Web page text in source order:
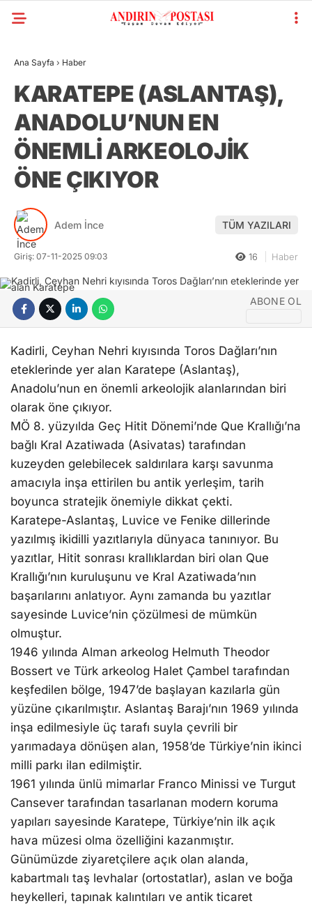
Facebook
Instagram
KAHRAMANMARAŞ
GÜNDEM
GENEL
EKONOMI
YAYINLAR
SPOR
RESMI İLANLAR
HABER ARŞIVI
Ana Sayfa › Haber
KARATEPE (ASLANTAŞ),
ANADOLU’NUN EN
ÖNEMLİ ARKEOLOJİK
ÖNE ÇIKIYOR
Adem İnce TÜM YAZILARI
Giriş: 07-11-2025 09:03 16 Haber
ABONE OL
Kadirli, Ceyhan Nehri kıyısında Toros Dağları’nın
eteklerinde yer alan Karatepe (Aslantaş),
Anadolu’nun en önemli arkeolojik alanlarından biri
olarak öne çıkıyor.
MÖ 8. yüzyılda Geç Hitit Dönemi’nde Que Krallığı’na
bağlı Kral Azatiwada (Asivatas) tarafından
kuzeyden gelebilecek saldırılara karşı savunma
amacıyla inşa ettirilen bu antik yerleşim, tarih
boyunca stratejik önemiyle dikkat çekti.
Karatepe-Aslantaş, Luvice ve Fenike dillerinde
yazılmış ikidilli yazıtlarıyla dünyaca tanınıyor. Bu
yazıtlar, Hitit sonrası krallıklardan biri olan Que
Krallığı’nın kuruluşunu ve Kral Azatiwada’nın
başarılarını anlatıyor. Aynı zamanda bu yazıtlar
sayesinde Luvice’nin çözülmesi de mümkün
olmuştur.
1946 yılında Alman arkeolog Helmuth Theodor
Bossert ve Türk arkeolog Halet Çambel tarafından
keşfedilen bölge, 1947’de başlayan kazılarla gün
yüzüne çıkarılmıştır. Aslantaş Barajı’nın 1969 yılında
inşa edilmesiyle üç tarafı suyla çevrili bir
yarımadaya dönüşen alan, 1958’de Türkiye’nin ikinci
milli parkı ilan edilmiştir.
1961 yılında ünlü mimarlar Franco Minissi ve Turgut
Cansever tarafından tasarlanan modern koruma
yapıları sayesinde Karatepe, Türkiye’nin ilk açık
hava müzesi olma özelliğini kazanmıştır.
Günümüzde ziyaretçilere açık olan alanda,
kabartmalı taş levhalar (ortostatlar), aslan ve boğa
heykelleri, tapınak kalıntıları ve antik ticaret